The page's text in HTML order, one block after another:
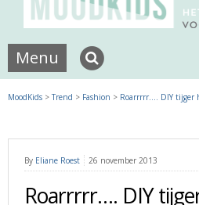
Menu
MoodKids >Trend > Fashion > Roarrrrr…. DIY tijger
By Eliane Roest 26 november 2013
Roarrrrr…. DIY